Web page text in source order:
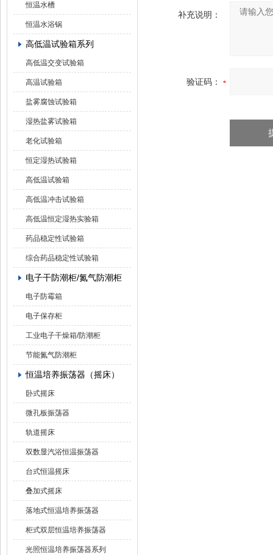
恒温水槽
恒温水浴锅
高低温试验箱系列
高低温交变试验箱
高温试验箱
盐雾腐蚀试验箱
湿热盐雾试验箱
老化试验箱
恒定湿热试验箱
高低温试验箱
高低温冲击试验箱
高低温恒定湿热实验箱
药品稳定性试验箱
综合药品稳定性试验箱
电子干防潮柜/氮气防潮柜
电子防霉箱
电子保存柜
工业电子干燥箱/防潮柜
节能氮气防潮柜
恒温培养振荡器（摇床）
卧式摇床
微孔板振荡器
轨道摇床
双数显汽浴恒温振荡器
台式恒温摇床
叠加式摇床
落地式恒温培养振荡器
柜式双层恒温培养振荡器
光照恒温培养振荡器系列
补充说明：
验证码：